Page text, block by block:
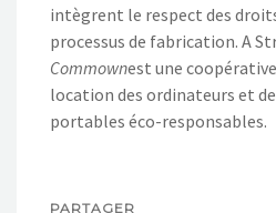
intègrent le respect des
processus de fabrication. A
Commownest une
location des ordinateurs et
portables éco-responsables.
PARTAGER